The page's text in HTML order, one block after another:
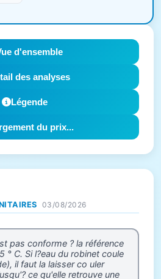
d'ensemble
des analyses
Légende
du prix...
03/08/2026
pas conforme ? la référence
° C. Si l?eau du robinet coule
il faut la laisser co uler
ce qu'elle retrouve une